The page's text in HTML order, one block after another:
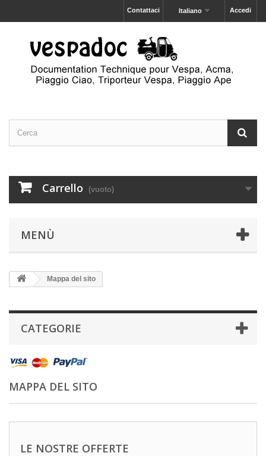
Accedi
Italiano
Contattaci
Carrello (vuoto)
MENÙ
Mappa del sito
CATEGORIE
MAPPA DEL SITO
LE NOSTRE OFFERTE